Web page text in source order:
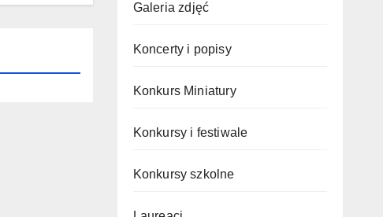
Galeria zdjęć
Koncerty i popisy
Konkurs Miniatury
Konkursy i festiwale
Konkursy szkolne